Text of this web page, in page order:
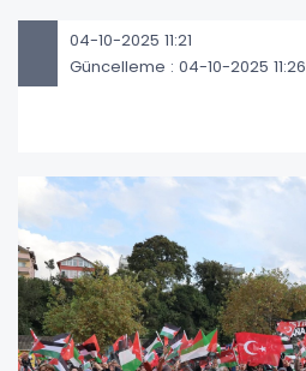
04-10-2025 11:21
Güncelleme : 04-10-2025 11:26